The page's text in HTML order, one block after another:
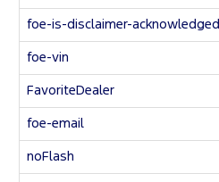
foe-is-disclaimer-acknowledged
foe-vin
FavoriteDealer
foe-email
noFlash